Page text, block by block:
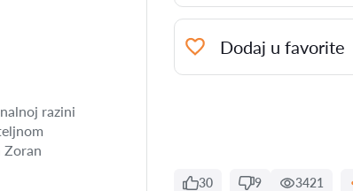
razini
Zoran
Dodaj u favorite
30 9 3421